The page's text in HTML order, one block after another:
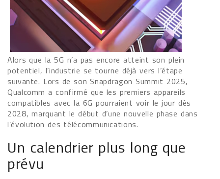
Alors que la 5G n’a pas encore atteint son plein
potentiel, l’industrie se tourne déjà vers l’étape
suivante. Lors de son Snapdragon Summit 2025,
Qualcomm a confirmé que les premiers appareils
compatibles avec la 6G pourraient voir le jour dès
2028, marquant le début d’une nouvelle phase dans
l’évolution des télécommunications.
Un calendrier plus long que
prévu